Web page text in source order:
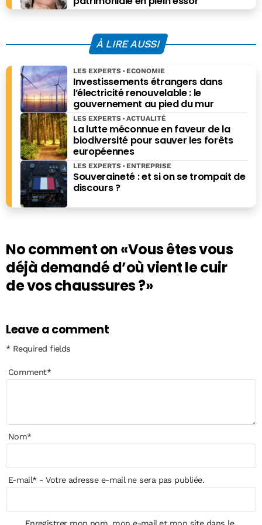
À LIRE AUSSI
Investissements étrangers dans
l’électricité renouvelable : le
gouvernement au pied du mur
LES EXPERTS ECONOMIE
La lutte méconnue en faveur de la
biodiversité pour sauver les forêts
européennes
LES EXPERTS ACTUALITÉ
Souveraineté : et si on se trompait de
discours ?
LES EXPERTS ENTREPRISE
No comment on«Vous êtes vous
déjà demandé d’où vient le cuir
de vos chaussures ?»
Leave a comment
* Required fields
Comment*
Nom*
E-mail*- Votre adresse e-mail ne sera pas publiée.